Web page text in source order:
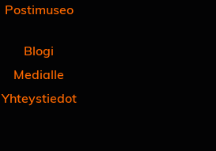
Postimuseo
Blogi
Medialle
Yhteystiedot